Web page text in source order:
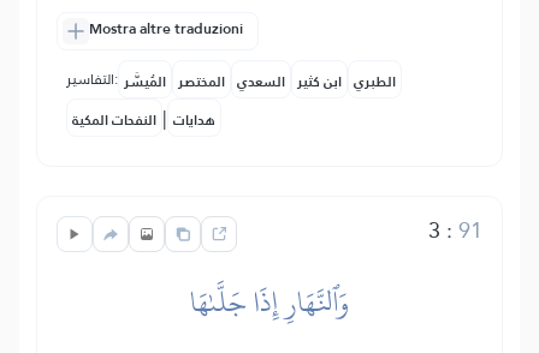
Mostra altre traduzioni
التفاسير: المُيسَّر المختصر السعدي ابن كثير الطبري
النفحات المكية | هدايات
3 :91
وَٱلنَّهَارِ إِذَا جَلَّىٰهَا